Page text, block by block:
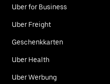
Uber for Business
Uber Freight
Geschenkkarten
Uber Health
Uber Werbung